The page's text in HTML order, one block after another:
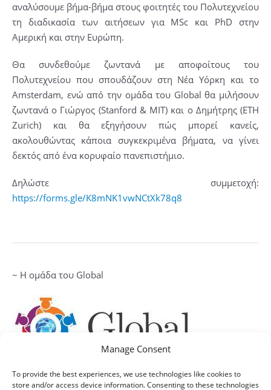
Manage Consent
To provide the best experiences, we use technologies like cookies to
store and/or access device information. Consenting to these technologies
αναλύσουμε βήμα-βήμα στους φοιτητές του Πολυτεχνείου
τη διαδικασία των αιτήσεων για MSc και PhD στην
Αμερική και στην Ευρώπη.
Θα συνδεθούμε ζωντανά με αποφοίτους του
Πολυτεχνείου που σπουδάζουν στη Νέα Υόρκη και το
Amsterdam, ενώ από την ομάδα του Global θα μιλήσουν
ζωντανά ο Γιώργος (Stanford & MIT) και ο Δημήτρης (ETH
Zurich) και θα εξηγήσουν πώς μπορεί κανείς,
ακολουθώντας κάποια συγκεκριμένα βήματα, να γίνει
δεκτός από ένα κορυφαίο πανεπιστήμιο.
Δηλώστε συμμετοχή:
https://forms.gle/K8mNK1vwNCtXk78q8
~ H ομάδα του Global